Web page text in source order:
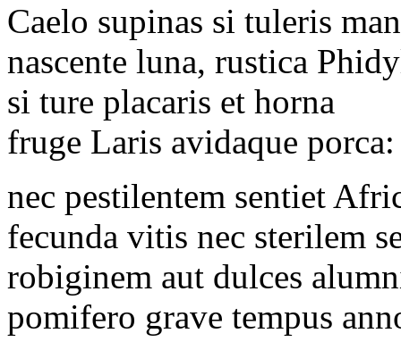
Caelo supinas si tuleris
nascente luna, rustica
si ture placaris et horna
fruge Laris avidaque porca:
nec pestilentem sentiet
fecunda vitis nec sterilem
robiginem aut dulces
pomifero grave tempus